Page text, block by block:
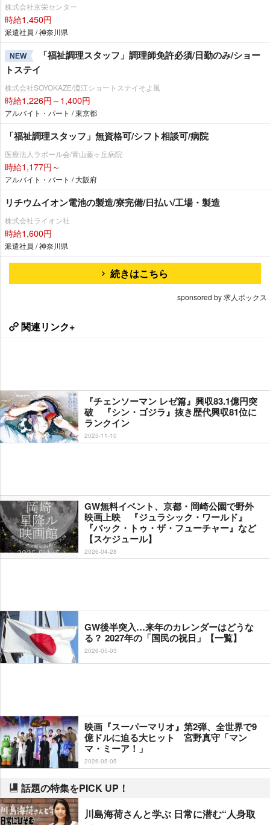
株式会社京栄センター
時給1,450円
派遣社員 / 神奈川県
NEW
「福祉調理スタッフ」調理師免許必須/日勤のみ/ショー
トステイ
株式会社SOYOKAZE/淵江ショートステイそよ風
時給1,226円～1,400円
アルバイト・パート / 東京都
「福祉調理スタッフ」無資格可/シフト相談可/病院
医療法人ラポール会/青山藤ヶ丘病院
時給1,177円～
アルバイト・パート / 大阪府
リチウムイオン電池の製造/寮完備/日払い/工場・製造
株式会社ライオン社
時給1,600円
派遣社員 / 神奈川県
続きはこちら
sponsored by 求人ボックス
関連リンク+
『チェンソーマン レゼ篇』興収83.1億円突
破 『シン・ゴジラ』抜き歴代興収81位に
ランクイン
2025-11-10
GW無料イベント、京都・岡崎公園で野外
映画上映 『ジュラシック・ワールド』
『バック・トゥ・ザ・フューチャー』など
【スケジュール】
2026-04-28
GW後半突入…来年のカレンダーはどうな
る？ 2027年の「国民の祝日」【一覧】
2026-05-03
映画『スーパーマリオ』第2弾、全世界で9
億ドルに迫る大ヒット 宮野真守「マン
マ・ミーア！」
2026-05-05
話題の特集をPICK UP！
川島海荷さんと学ぶ 日常に潜む“人身取